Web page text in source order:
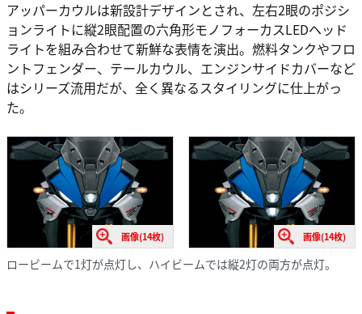
アッパーカウルは新設計デザインとされ、左右2眼のポジシ
ョンライトに縦2眼配置の六角形モノフォーカスLEDヘッド
ライトを組み合わせて新鮮な表情を演出。燃料タンクやフロ
ントフェンダー、テールカウル、エンジンサイドカバーなど
はシリーズ流用だが、全く異なるスタイリングに仕上がっ
た。
画像(14枚) 画像(14枚)
ロービームで1灯が点灯し、ハイビームでは縦2灯の両方が点灯。